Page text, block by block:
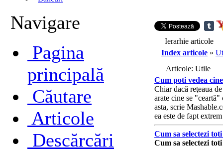
Navigare
Pagina
principală
Căutare
Articole
Descărcări
Ierarhie articole
Index articole »
Articole: Utile
Cum poti vedea
Chiar dacă reţeaua
arate cine se
asta, scrie
ea este de fapt
Cum sa selectezi
Cum sa selectezi